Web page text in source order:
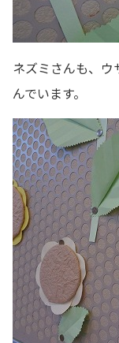
ネズミさんも、
んでいます。